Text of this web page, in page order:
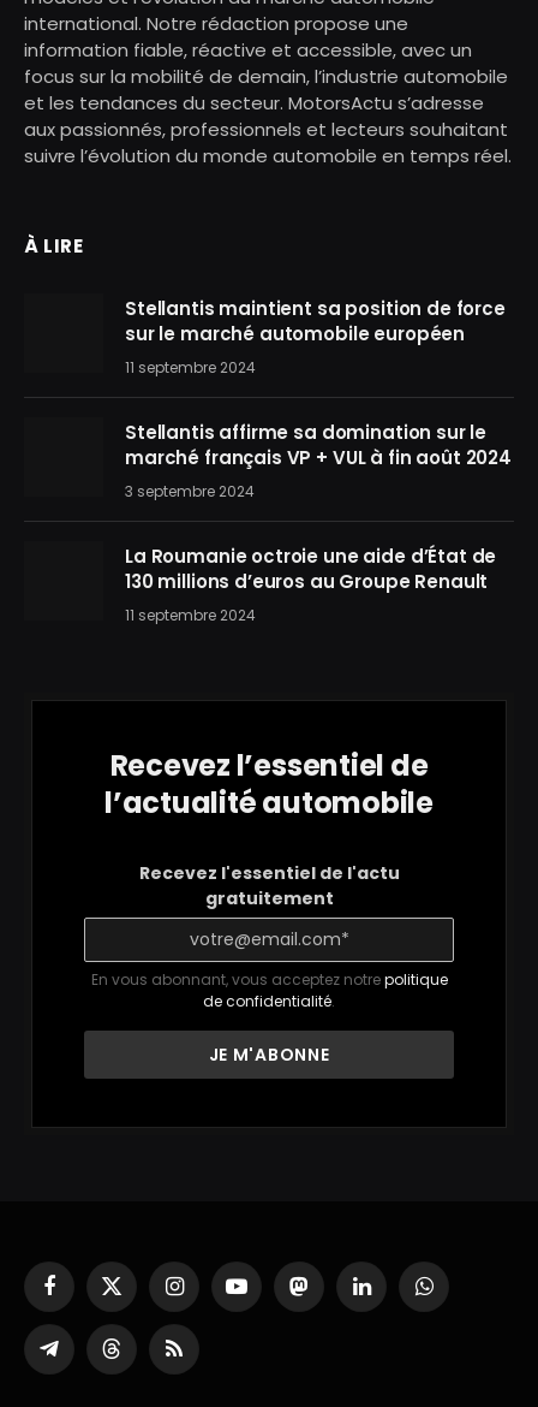
international. Notre rédaction propose une
information fiable, réactive et accessible, avec un
focus sur la mobilité de demain, l’industrie automobile
et les tendances du secteur. MotorsActu s’adresse
aux passionnés, professionnels et lecteurs souhaitant
suivre l’évolution du monde automobile en temps réel.
À LIRE
Stellantis maintient sa position de force
sur le marché automobile européen
11 septembre 2024
Stellantis affirme sa domination sur le
marché français VP + VUL à fin août 2024
3 septembre 2024
La Roumanie octroie une aide d’État de
130 millions d’euros au Groupe Renault
11 septembre 2024
Recevez l’essentiel de
l’actualité automobile
Recevez l'essentiel de l'actu
gratuitement
En vous abonnant, vous acceptez notrepolitique
de confidentialité.
Facebook
X
(Twitter)
InstagramYouTubeMastodonLinkedInWhatsApp
Partager
sur
ThreadsRSS